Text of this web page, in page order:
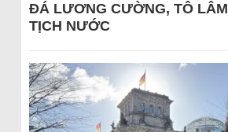
ĐÁ LƯƠNG CƯỜNG, TÔ
TỊCH NƯỚC